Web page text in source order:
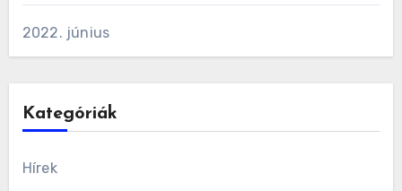
2022. június
Kategóriák
Hírek